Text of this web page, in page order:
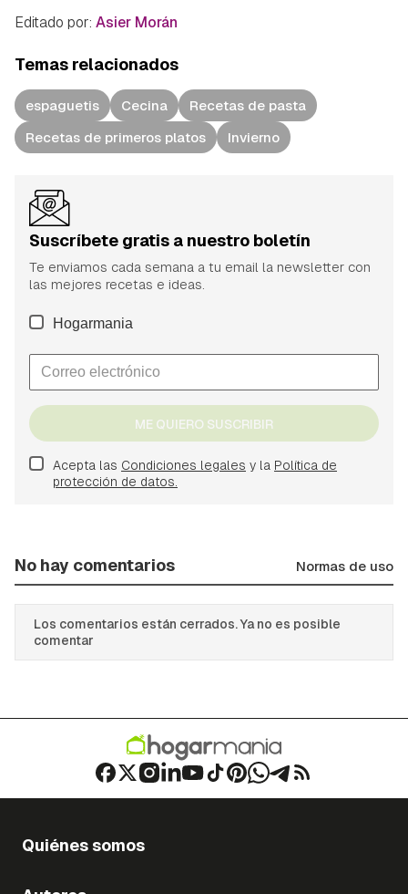
Editado por: Asier Morán
Temas relacionados
espaguetis Cecina
Recetas de pasta
Recetas de primeros platos
Invierno
Suscríbete gratis a nuestro boletín
Te enviamos cada semana a tu email la newsletter con
las mejores recetas e ideas.
Hogarmania
ME QUIERO SUSCRIBIR
Acepta las Condiciones legales y la Política de
protección de datos.
No hay comentarios Normas de uso
Los comentarios están cerrados. Ya no es posible
comentar
Quiénes somos